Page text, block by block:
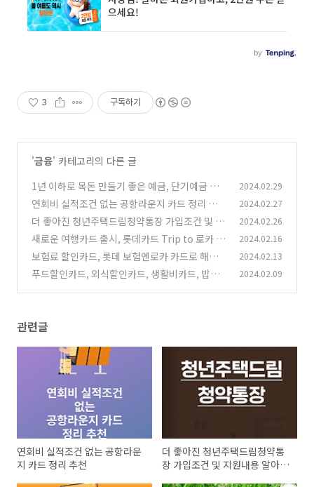
3 구독하기
'금융' 카테고리의 다른 글
1년 이하로 목돈 만들기 좋은 예금, 단기예금 추
천 정리
(6)
2024.02.29
연회비 실적조건 없는 공항라운지 카드 정리 추천
(2)
2024.02.27
더 좋아진 청년주택드림청약통장 가입조건 및 지
원내용 알아보기
(2)
2024.02.26
새로운 여행카드 출시, 롯데카드 Trip to 로카 빠
니보틀 카드 에디션 (8)
2024.02.16
보험료 할인카드, 롯데 보험엔로카 카드로 해결
해보세요. (6)
2024.02.13
푸드할인카드, 외식할인카드, 생활비카드, 밥값
2024.02.09
관련글
연회비 실적조건 없는 공항라운
지 카드 정리 추천
더 좋아진 청년주택드림청약통
장 가입조건 및 지원내용 알아보